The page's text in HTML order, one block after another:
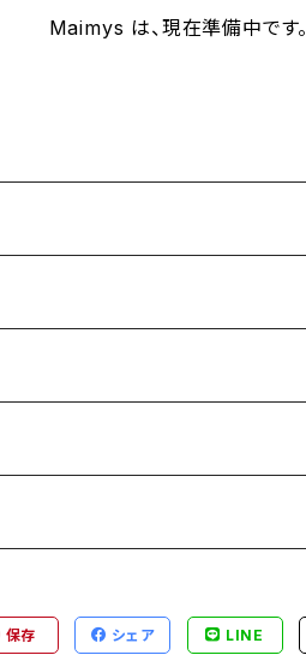
Maimys は、現在準備中です。
保存 シェア LINE